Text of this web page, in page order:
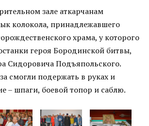
зале аткарчанам
колокола, принадлежавшего
храма, у которого
героя Бородинской битвы,
Сидоровича Подъяпольского.
смогли подержать в руках и
– шпаги, боевой топор и саблю.